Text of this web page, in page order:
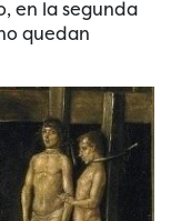
en la segunda
quedan